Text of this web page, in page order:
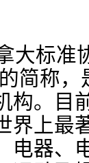
大标准
简称
构。目
界上最
电器、